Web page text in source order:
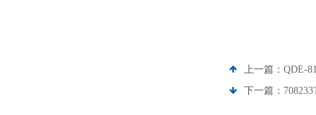
上一篇： QDE-
下一篇：